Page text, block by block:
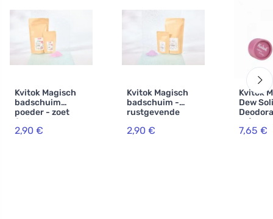
Kvitok Magisch
badschuim
poeder - zoet
fruit 60 ml
2,90 €
Kvitok Magisch
badschuim -
rustgevende
2,90 €
Kvitok
Dew
ml) -
tot 24
7,65 €